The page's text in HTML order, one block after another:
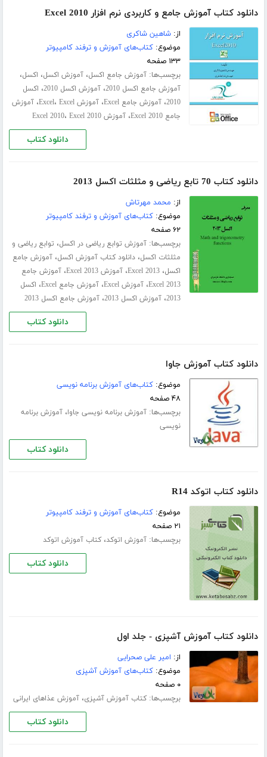
دانلود کتاب آموزش جامع و کاربردی نرم افزار Excel 2010
از:شاهین شاکری
موضوع:کتاب‌های آموزش و ترفند کامپیوتر
۱۳۳ صفحه
برچسب‌ها:آموزش جامع اکسل،آموزش اکسل، اکسل،
آموزش جامع اکسل 2010 ،آموزش اکسل 2010 ، اکسل
2010،آموزش جامع Excel ،آموزش Excel ، Excel ،آموزش
جامع Excel 2010
،آموزش Excel 2010 ، Excel 2010
دانلود کتاب
دانلود کتاب 70 تابع ریاضی و مثلثات اکسل 2013
از: محمد مهرتاش
موضوع:کتاب‌های آموزش و ترفند کامپیوتر
۶۲ صفحه
برچسب‌ها:آموزش توابع ریاضی در اکسل، توابع ریاضی و
مثلثات اکسل،دانلود کتاب آموزش اکسل،آموزش جامع
اکسل،Excel 2013،آموزش Excel 2013 ،آموزش جامع
Excel 2013،آموزش Excel ،آموزش جامع Excel ، اکسل
2013،آموزش اکسل 2013 ،آموزش جامع اکسل 2013
دانلود کتاب
دانلود کتاب آموزش جاوا
موضوع:کتاب‌های آموزش برنامه نویسی
۴۸ صفحه
برچسب‌ها:آموزش برنامه نویسی جاوا،آموزش برنامه
نویسی
دانلود کتاب
دانلود کتاب اتوکد R14
موضوع:کتاب‌های آموزش و ترفند کامپیوتر
۲۱ صفحه
برچسب‌ها:آموزش اتوکد،کتاب آموزش اتوکد
دانلود کتاب
دانلود کتاب آموزش آشپزی - جلد اول
از: امیر علی صحرایی
موضوع:کتاب‌های آموزش آشپزی
۰ صفحه
برچسب‌ها:کتاب آموزش آشپزی،آموزش عذاهای ایرانی
دانلود کتاب